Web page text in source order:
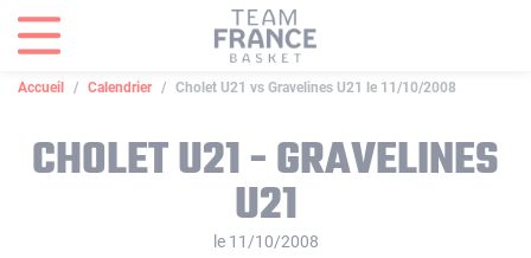
Accueil Calendrier Cholet U21 vs Gravelines U21 le 11/10/2008
CHOLET U21 - GRAVELINES
U21
le 11/10/2008
Panneau de gestion des cookies